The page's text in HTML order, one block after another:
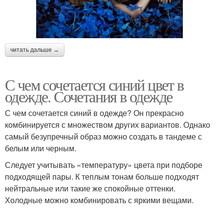
читать дальше →
С чем сочетается синий цвет в
одежде. Сочетания в одежде
С чем сочетается синий в одежде? Он прекрасно
комбинируется с множеством других вариантов. Однако
самый безупречный образ можно создать в тандеме с
белым или черным.
Следует учитывать «температуру» цвета при подборе
подходящей пары. К теплым тонам больше подходят
нейтральные или такие же спокойные оттенки.
Холодные можно комбинировать с яркими вещами.